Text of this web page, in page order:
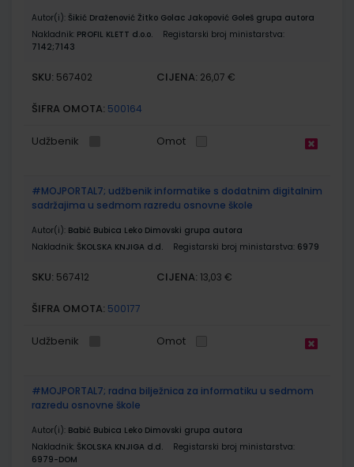
Autor(i): Šikić Draženović Žitko Golac Jakopović Goleš grupa autora
Nakladnik: PROFIL KLETT d.o.o.
Registarski broj ministarstva:
7142;7143
SKU: 567402 CIJENA: 26,07 €
ŠIFRA OMOTA: 500164
Udžbenik Omot
#MOJPORTAL7; udžbenik informatike s dodatnim digitalnim
sadržajima u sedmom razredu osnovne škole
Autor(i): Babić Bubica Leko Dimovski grupa autora
Nakladnik: ŠKOLSKA KNJIGA d.d. Registarski broj ministarstva: 6979
SKU: 567412 CIJENA: 13,03 €
ŠIFRA OMOTA: 500177
Udžbenik Omot
#MOJPORTAL7; radna bilježnica za informatiku u sedmom
razredu osnovne škole
Autor(i): Babić Bubica Leko Dimovski grupa autora
Nakladnik: ŠKOLSKA KNJIGA d.d.
Registarski broj ministarstva:
6979-DOM